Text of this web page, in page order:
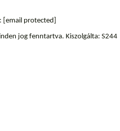
[email protected]
jog fenntartva. Kiszolgálta: S244